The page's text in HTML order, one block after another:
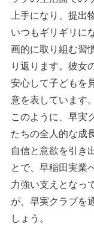
上手になり、提出
いつもギリギリに
画的に取り組む習
り返ります。彼女
安心して子どもを
意を表しています。
このように、早実
たちの全人的な成
自信と意欲を引き
とで、早稲田実業
力強い支えとなっ
が、早実クラブを
しょう。